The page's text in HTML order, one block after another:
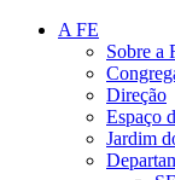
A FE
Sobre a
Direção
Espaço
Jardim